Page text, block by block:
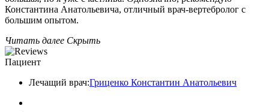
Константина Анатольевича, отличный врач-вертебролог с
большим опытом.
Читать далее Скрыть
Пациент
Лечащий врач:Гриценко Константин Анатольевич